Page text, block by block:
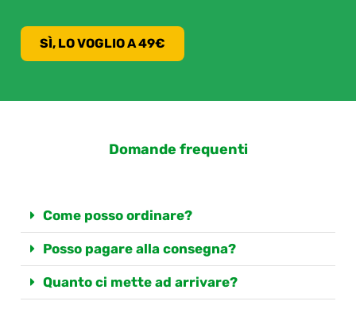
SÌ, LO VOGLIO A 49€
Domande frequenti
Come posso ordinare?
Posso pagare alla consegna?
Quanto ci mette ad arrivare?